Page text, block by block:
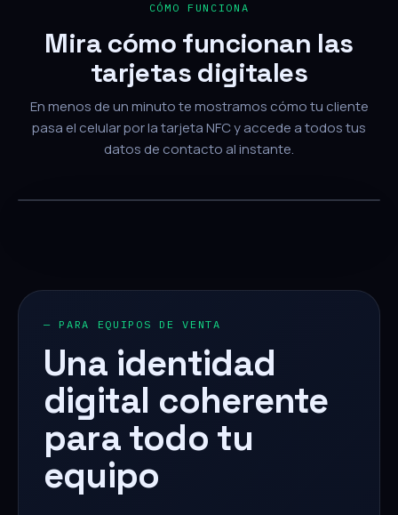
CÓMO FUNCIONA
Mira cómo funcionan las
tarjetas digitales
En menos de un minuto te mostramos cómo tu cliente
pasa el celular por la tarjeta NFC y accede a todos tus
datos de contacto al instante.
— PARA EQUIPOS DE VENTA
Una identidad
digital coherente
para todo tu
equipo